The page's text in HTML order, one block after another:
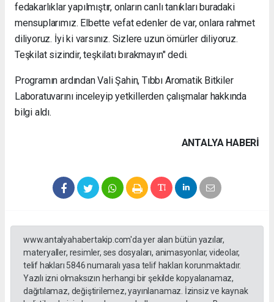
fedakarlıklar yapılmıştır, onların canlı tanıkları buradaki
mensuplarımız. Elbette vefat edenler de var, onlara rahmet
diliyoruz. İyi ki varsınız. Sizlere uzun ömürler diliyoruz.
Teşkilat sizindir, teşkilatı bırakmayın" dedi.
Programın ardından Vali Şahin, Tıbbı Aromatik Bitkiler
Laboratuvarını inceleyip yetkillerden çalışmalar hakkında
bilgi aldı.
ANTALYA HABERİ
www.antalyahabertakip.com'da yer alan bütün yazılar,
materyaller, resimler, ses dosyaları, animasyonlar, videolar,
telif hakları 5846 numaralı yasa telif hakları korunmaktadır.
Yazılı izni olmaksızın herhangi bir şekilde kopyalanamaz,
dağıtılamaz, değiştirilemez, yayınlanamaz. İzinsiz ve kaynak